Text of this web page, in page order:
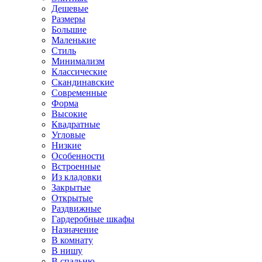
Дешевые
Размеры
Большие
Маленькие
Стиль
Минимализм
Классические
Скандинавские
Современные
Форма
Высокие
Квадратные
Угловые
Низкие
Особенности
Встроенные
Из кладовки
Закрытые
Открытые
Раздвижные
Гардеробные шкафы
Назначение
В комнату
В нишу